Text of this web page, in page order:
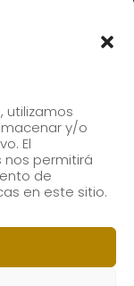
utilizamos
y/o
El
permitirá
de
en este sitio.
our news by